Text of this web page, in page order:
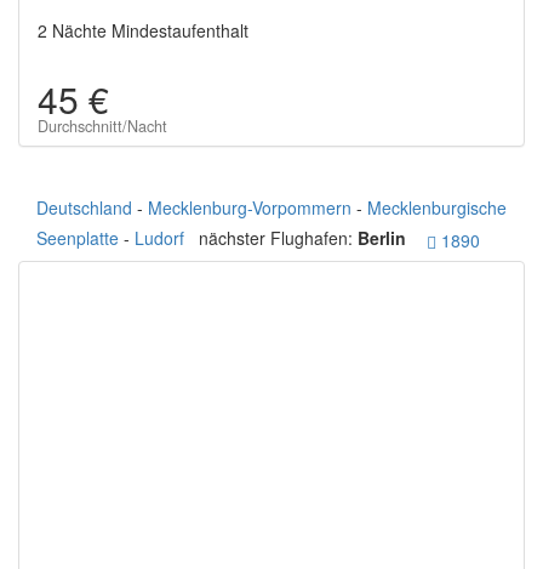
2 Nächte Mindestaufenthalt
45 €
Durchschnitt/Nacht
Deutschland - Mecklenburg-Vorpommern - Mecklenburgische
Seenplatte - Ludorf nächster Flughafen: Berlin 1890